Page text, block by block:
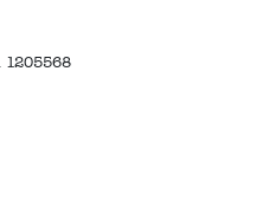
1205568